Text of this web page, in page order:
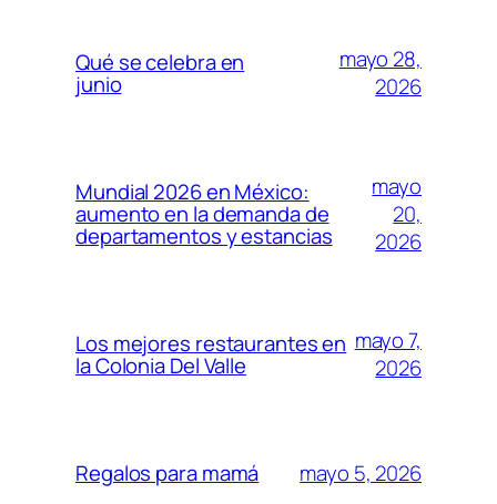
Qué se celebra en
junio
mayo 28,
2026
Mundial 2026 en México:
aumento en la demanda de
departamentos y estancias
mayo
20,
2026
Los mejores restaurantes en
la Colonia Del Valle
mayo 7,
2026
Regalos para mamá mayo 5, 2026